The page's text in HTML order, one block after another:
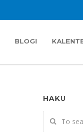
BLOGI
HAKU